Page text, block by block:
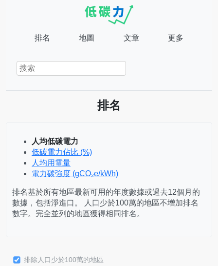
排名 地圖 文章 更多
排名
人均低碳電力
低碳電力佔比 (%)
人均用電量
電力碳強度 (gCO₂e/kWh)
排名基於所有地區最新可用的年度數據或過去12個月的
數據，包括淨進口。 人口少於100萬的地區不增加排名
數字。完全並列的地區獲得相同排名。
排除人口少於100萬的地區